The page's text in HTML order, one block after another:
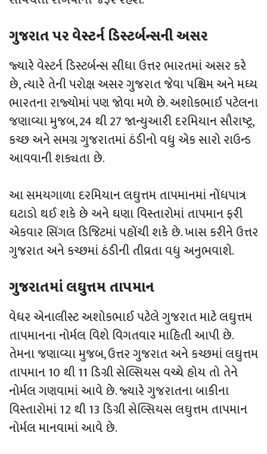
ગુજરાત પર વેસ્ટર્ન ડિસ્ટર્બન્સની અસર
જ્યારે વેસ્ટર્ન ડિસ્ટર્બન્સ સીધા ઉત્તર ભારતમાં અસર કરે
છે, ત્યારે તેની પરોક્ષ અસર ગુજરાત જેવા પશ્ચિમ અને મધ્ય
ભારતના રાજ્યોમાં પણ જોવા મળે છે. અશોકભાઈ પટેલના
જણાવ્યા મુજબ, 24 થી 27 જાન્યુઆરી દરમિયાન સૌરાષ્ટ્ર,
કચ્છ અને સમગ્ર ગુજરાતમાં ઠંડીનો વધુ એક સારો રાઉન્ડ
આવવાની શક્યતા છે.
આ સમયગાળા દરમિયાન લઘુત્તમ તાપમાનમાં નોંધપાત્ર
ઘટાડો થઈ શકે છે અને ઘણા વિસ્તારોમાં તાપમાન ફરી
એકવાર સિંગલ ડિજિટમાં પહોંચી શકે છે. ખાસ કરીને ઉત્તર
ગુજરાત અને કચ્છમાં ઠંડીની તીવ્રતા વધુ અનુભવાશે.
ગુજરાતમાં લઘુત્તમ તાપમાન
વેધર એનાલીસ્ટ અશોકભાઈ પટેલે ગુજરાત માટે લઘુત્તમ
તાપમાનના નોર્મલ વિશે વિગતવાર માહિતી આપી છે.
તેમના જણાવ્યા મુજબ, ઉત્તર ગુજરાત અને કચ્છમાં લઘુત્તમ
તાપમાન 10 થી 11 ડિગ્રી સેલ્સિયસ વચ્ચે હોય તો તેને
નોર્મલ ગણવામાં આવે છે. જ્યારે ગુજરાતના બાકીના
વિસ્તારોમાં 12 થી 13 ડિગ્રી સેલ્સિયસ લઘુત્તમ તાપમાન
નોર્મલ માનવામાં આવે છે.